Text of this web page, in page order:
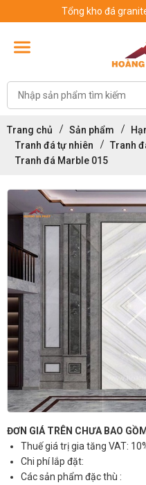
Tổng kho đá
Trang chủ Sản phẩm
Tranh đá tự nhiên
Tranh
Tranh đá Marble 015
ĐƠN GIÁ TRÊN CHƯA BAO
Thuế giá trị gia tăng VAT:
Chi phí lắp đặt:
Các sản phẩm đặc thù :